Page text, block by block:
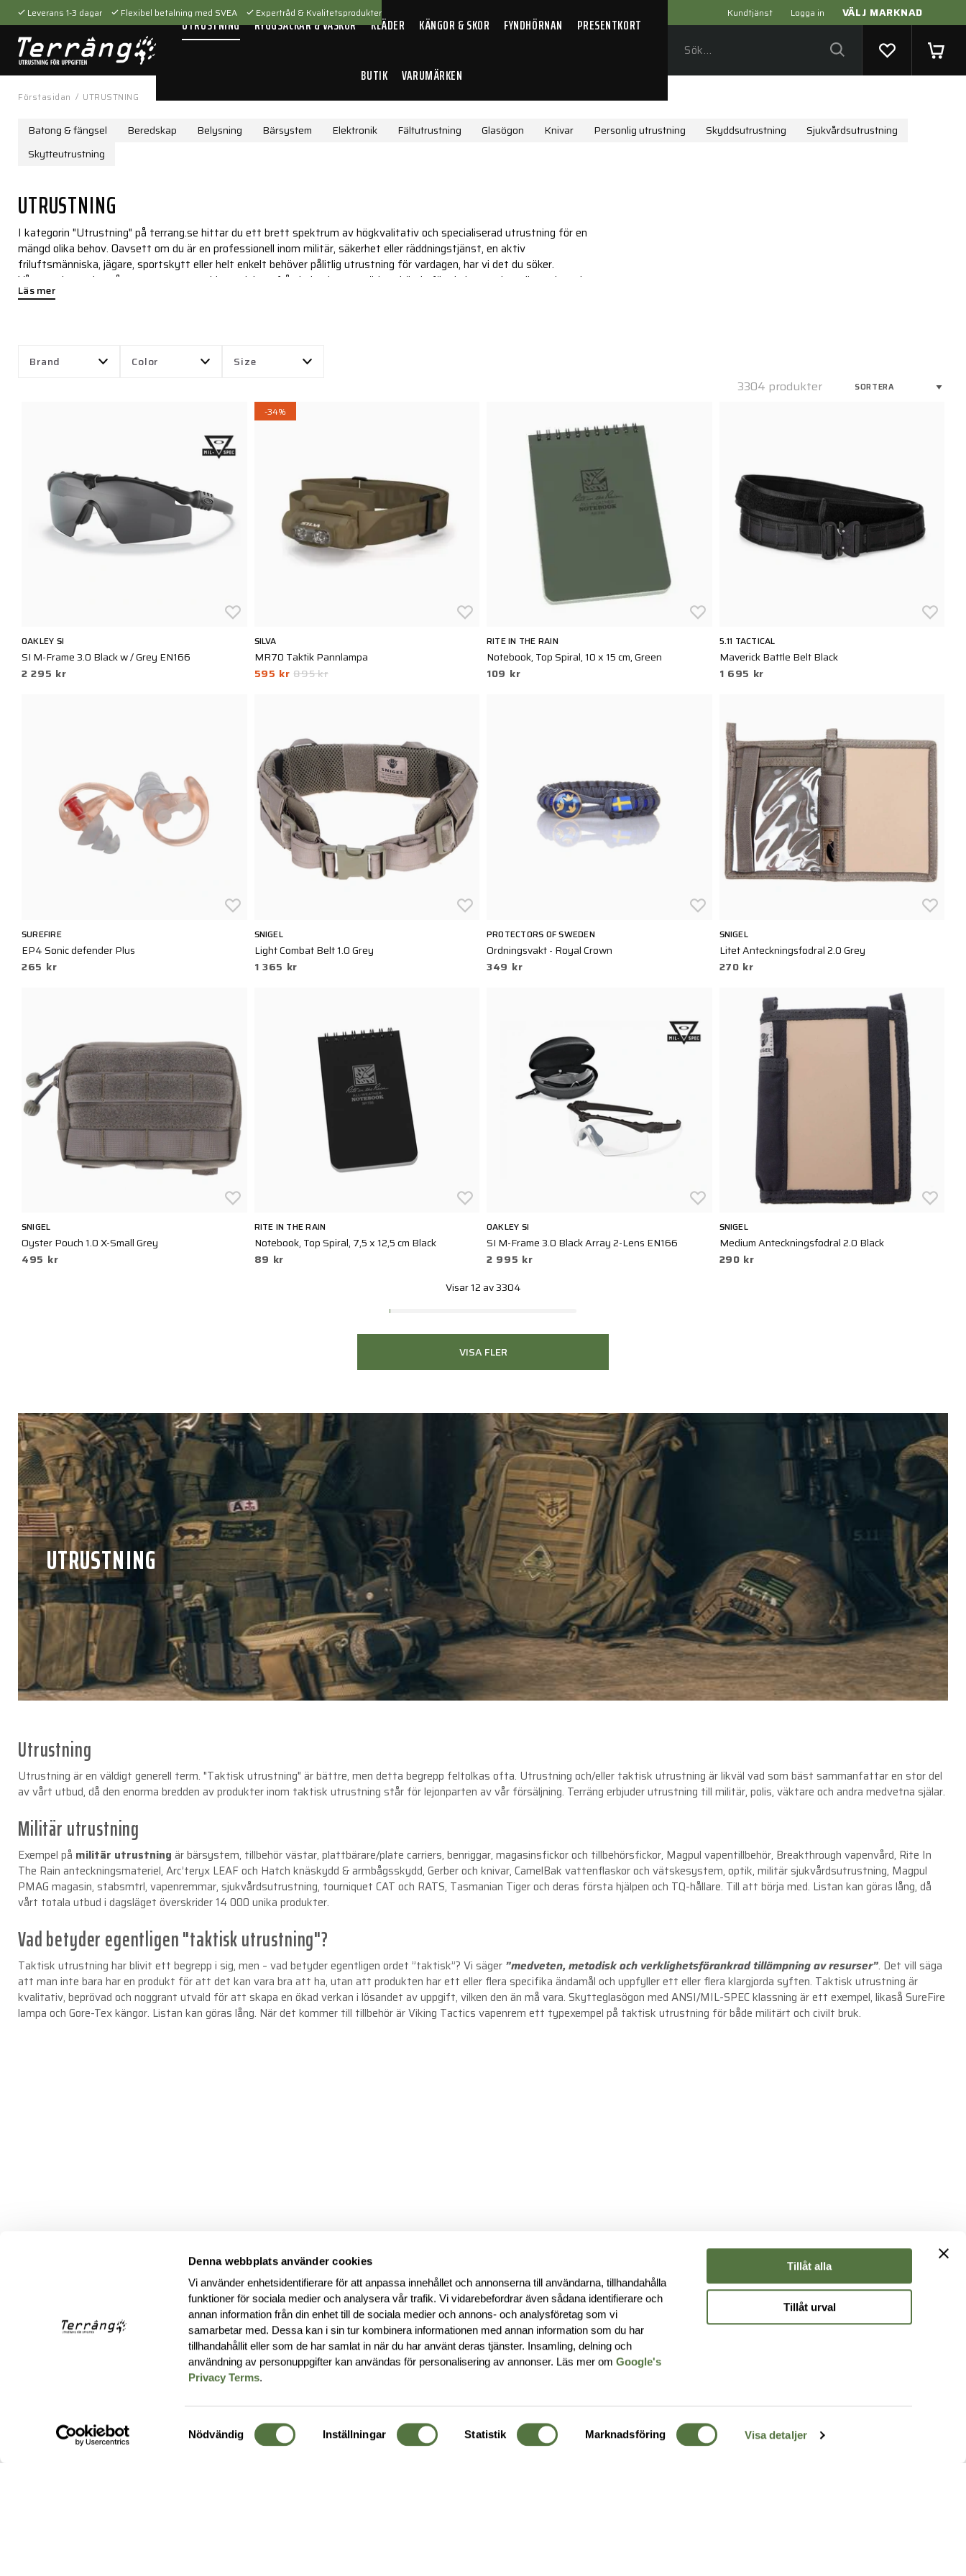
Denna webbplats använder cookies
Vi använder enhetsidentifierare för att anpassa innehållet och annonserna till användarna, tillhandahålla
funktioner för sociala medier och analysera vår trafik. Vi vidarebefordrar även sådana identifierare och
annan information från din enhet till de sociala medier och annons- och analysföretag som vi
samarbetar med. Dessa kan i sin tur kombinera informationen med annan information som du har
tillhandahållit eller som de har samlat in när du har använt deras tjänster. Insamling, delning och
användning av personuppgifter kan användas för personalisering av annonser. Läs mer omGoogle's
Privacy Terms.
Samtyckesval
Nödvändig Inställningar Statistik Marknadsföring Visa detaljer
Tillåt alla
Tillåt urval
Kundtjänst Logga in VÄLJ MARKNAD
Leverans 1-3 dagar Flexibel betalning med SVEA Expertråd & Kvalitetsprodukter
UTRUSTNING RYGGSÄCKAR & VÄSKOR KLÄDER KÄNGOR & SKOR FYNDHÖRNAN PRESENTKORT
BUTIK VARUMÄRKEN
Förstasidan / UTRUSTNING
Batong & fängsel Beredskap Belysning Bärsystem Elektronik Fältutrustning Glasögon Knivar Personlig utrustning Skyddsutrustning
Sjukvårdsutrustning
Skytteutrustning
UTRUSTNING
I kategorin "Utrustning" på terrang.se hittar du ett brett spektrum av högkvalitativ och specialiserad utrustning för en
mängd olika behov. Oavsett om du är en professionell inom militär, säkerhet eller räddningstjänst, en aktiv
friluftsmänniska, jägare, sportskytt eller helt enkelt behöver pålitlig utrustning för vardagen, har vi det du söker.
Vårt sortiment består av noggrant utvalda produkter från ledande varumärken, kända för sin innovation, slitstyrka och
prestanda. Vi erbjuder allt från taktisk utrustning och överlevnadsutrustning till optik, belysning, verktyg och mycket
Läs mer
Brand Color Size
3304 produkter
OAKLEY SI
SI M-Frame 3.0 Black w / Grey EN166
2 295 kr
-34%
SILVA
MR70 Taktik Pannlampa
595 kr 895 kr
RITE IN THE RAIN
Notebook, Top Spiral, 10 x 15 cm, Green
109 kr
5.11 TACTICAL
Maverick Battle Belt Black
1 695 kr
SUREFIRE
EP4 Sonic defender Plus
265 kr
SNIGEL
Light Combat Belt 1.0 Grey
1 365 kr
PROTECTORS OF SWEDEN
Ordningsvakt - Royal Crown
349 kr
SNIGEL
Litet Anteckningsfodral 2.0 Grey
270 kr
SNIGEL
Oyster Pouch 1.0 X-Small Grey
495 kr
RITE IN THE RAIN
Notebook, Top Spiral, 7,5 x 12,5 cm Black
89 kr
OAKLEY SI
SI M-Frame 3.0 Black Array 2-Lens EN166
2 995 kr
SNIGEL
Medium Anteckningsfodral 2.0 Black
290 kr
Visar 12 av 3304
VISA FLER
UTRUSTNING
Utrustning
Utrustning är en väldigt generell term. "Taktisk utrustning" är bättre, men detta begrepp feltolkas ofta. Utrustning och/eller taktisk utrustning är likväl vad som bäst sammanfattar en stor del
av vårt utbud, då den enorma bredden av produkter inom taktisk utrustning står för lejonparten av vår försäljning. Terräng erbjuder utrustning till militär, polis, väktare och andra medvetna själar.
Militär utrustning
Exempel på militär utrustning är bärsystem, tillbehör västar, plattbärare/plate carriers, benriggar, magasinsfickor och tillbehörsfickor, Magpul vapentillbehör, Breakthrough vapenvård, Rite In
The Rain anteckningsmateriel, Arc’teryx LEAF och Hatch knäskydd & armbågsskydd, Gerber och knivar, CamelBak vattenflaskor och vätskesystem, optik, militär sjukvårdsutrustning, Magpul
PMAG magasin, stabsmtrl, vapenremmar, sjukvårdsutrustning, tourniquet CAT och RATS, Tasmanian Tiger och deras första hjälpen och TQ-hållare. Till att börja med. Listan kan göras lång, då
vårt totala utbud i dagsläget överskrider 14 000 unika produkter.
Vad betyder egentligen "taktisk utrustning"?
Taktisk utrustning har blivit ett begrepp i sig, men – vad betyder egentligen ordet ”taktisk”? Vi säger ”medveten, metodisk och verklighetsförankrad tillämpning av resurser”. Det vill säga
att man inte bara har en produkt för att det kan vara bra att ha, utan att produkten har ett eller flera specifika ändamål och uppfyller ett eller flera klargjorda syften. Taktisk utrustning är
kvalitativ, beprövad och noggrant utvald för att skapa en ökad verkan i lösandet av uppgift, vilken den än må vara. Skytteglasögon med ANSI/MIL-SPEC klassning är ett exempel, likaså SureFire
lampa och Gore-Tex kängor. Listan kan göras lång. När det kommer till tillbehör är Viking Tactics vapenrem ett typexempel på taktisk utrustning för både militärt och civilt bruk.